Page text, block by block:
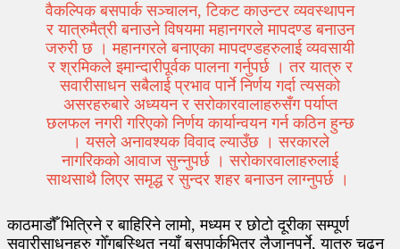
वैकल्पिक बसपार्क सञ्चालन, टिकट काउन्टर व्यवस्थापन
र यात्रुमैत्री बनाउने विषयमा महानगरले मापदण्ड बनाउन
जरुरी छ । महानगरले बनाएका मापदण्डहरुलाई व्यवसायी
र श्रमिकले इमान्दारीपूर्वक पालना गर्नुपर्छ । तर यात्रु र
सवारीसाधन सबैलाई प्रभाव पार्ने निर्णय गर्दा त्यसको
असरहरुबारे अध्ययन र सरोकारवालाहरुसँग पर्याप्त
छलफल नगरी गरिएको निर्णय कार्यान्वयन गर्न कठिन हुन्छ
। यसले अनावश्यक विवाद ल्याउँछ । सरकारले
नागरिकको आवाज सुन्नुपर्छ । सरोकारवालाहरुलाई
साथसाथै लिएर समृद्ध र सुन्दर शहर बनाउन लाग्नुपर्छ ।
काठमाडौँ भित्रिने र बाहिरिने लामो, मध्यम र छोटो दूरीका सम्पूर्ण
सवारीसाधनहरु गोँगबुस्थित नयाँ बसपार्कभित्र लैजानुपर्ने, यात्रु चढ्न